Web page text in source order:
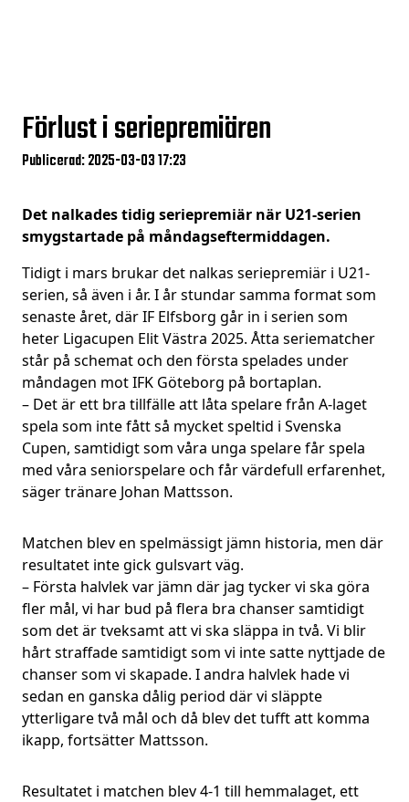
Förlust i seriepremiären
Publicerad: 2025-03-03 17:23
Det nalkades tidig seriepremiär när U21-serien
smygstartade på måndagseftermiddagen.
Tidigt i mars brukar det nalkas seriepremiär i U21-
serien, så även i år. I år stundar samma format som
senaste året, där IF Elfsborg går in i serien som
heter Ligacupen Elit Västra 2025. Åtta seriematcher
står på schemat och den första spelades under
måndagen mot IFK Göteborg på bortaplan.
– Det är ett bra tillfälle att låta spelare från A-laget
spela som inte fått så mycket speltid i Svenska
Cupen, samtidigt som våra unga spelare får spela
med våra seniorspelare och får värdefull erfarenhet,
säger tränare Johan Mattsson.
Matchen blev en spelmässigt jämn historia, men där
resultatet inte gick gulsvart väg.
– Första halvlek var jämn där jag tycker vi ska göra
fler mål, vi har bud på flera bra chanser samtidigt
som det är tveksamt att vi ska släppa in två. Vi blir
hårt straffade samtidigt som vi inte satte nyttjade de
chanser som vi skapade. I andra halvlek hade vi
sedan en ganska dålig period där vi släppte
ytterligare två mål och då blev det tufft att komma
ikapp, fortsätter Mattsson.
Resultatet i matchen blev 4-1 till hemmalaget, ett